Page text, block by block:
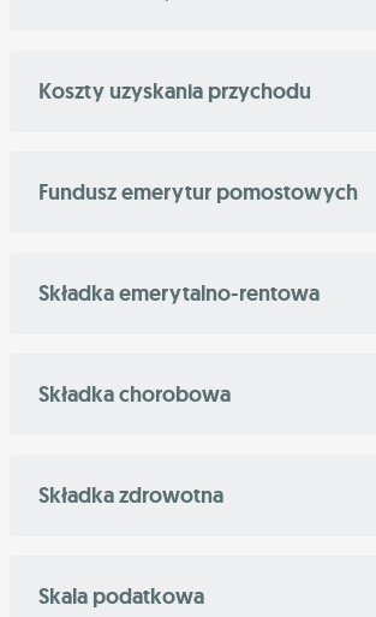
Koszty uzyskania przychodu
Fundusz emerytur pomostowych
Składka emerytalno-rentowa
Składka chorobowa
Składka zdrowotna
Skala podatkowa